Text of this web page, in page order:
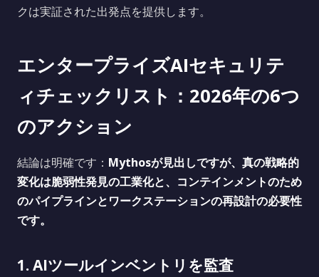
クは実証された出発点を提供します。
エンタープライズAIセキュリテ
ィチェックリスト：2026年の6つ
のアクション
結論は明確です： Mythosが見出しですが、真の戦略的
変化は脆弱性発見の工業化と、コンテインメントのため
のパイプラインとワークステーションの再設計の必要性
です。
1. AIツールインベントリを監査